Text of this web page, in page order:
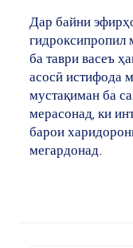
Дар байни
гидроксипропил
ба таври васеъ
асосӣ истифода
мустақиман ба
мерасонад, ки
барои
мегардонад.